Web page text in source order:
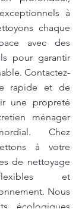
à
chaque
avec des
pour garantir
Contactez-
rapide et de
une propreté
ménager
Chez
à votre
de nettoyage
flexibles et
Nous
écologiques